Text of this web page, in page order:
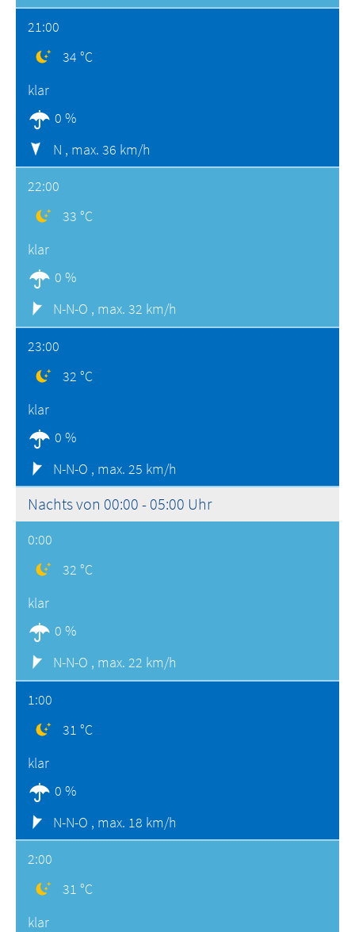
21:00
34 °C
klar
0 %
N , max. 36 km/h
22:00
33 °C
klar
0 %
N-N-O , max. 32 km/h
23:00
32 °C
klar
0 %
N-N-O , max. 25 km/h
Nachts von 00:00 - 05:00 Uhr
0:00
32 °C
klar
0 %
N-N-O , max. 22 km/h
1:00
31 °C
klar
0 %
N-N-O , max. 18 km/h
2:00
31 °C
klar